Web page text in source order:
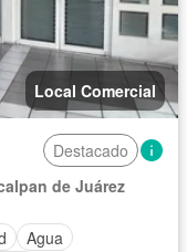
Local Comercial
Destacado
de Juárez
Agua